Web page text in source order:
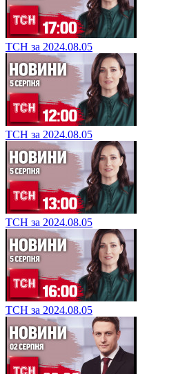
ТСН за 2024.08.05
ТСН за 2024.08.05
ТСН за 2024.08.05
ТСН за 2024.08.05